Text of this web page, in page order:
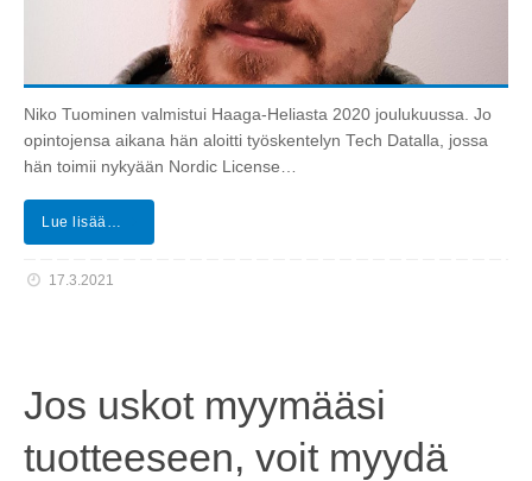
Niko Tuominen valmistui Haaga-Heliasta 2020 joulukuussa. Jo
opintojensa aikana hän aloitti työskentelyn Tech Datalla, jossa
hän toimii nykyään Nordic License…
Lue lisää…
17.3.2021
Jos uskot myymääsi
tuotteeseen, voit myydä